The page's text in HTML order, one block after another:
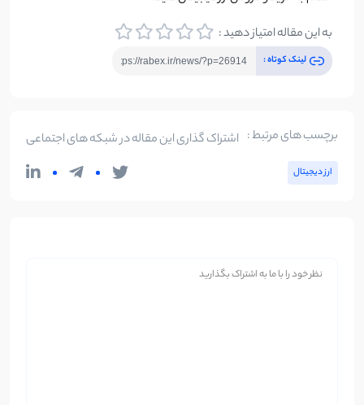
به این مقاله امتیاز دهید :
لینک کوتاه :
برچسب های مرتبط :
ارز دیجیتال
اشتراک گذاری این مقاله در شبکه های اجتماعی